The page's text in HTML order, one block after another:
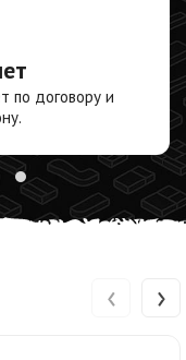
по договору и
‹ ›